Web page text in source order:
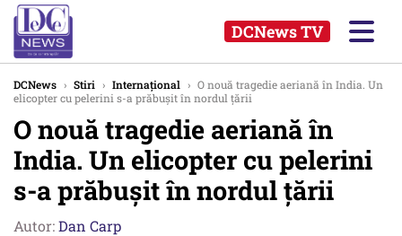
DCNews TV
DCNews › Stiri › Internațional › O nouă tragedie aeriană în India. Un
elicopter cu pelerini s-a prăbușit în nordul țării
O nouă tragedie aeriană în
India. Un elicopter cu pelerini
s-a prăbușit în nordul țării
Autor:Dan Carp